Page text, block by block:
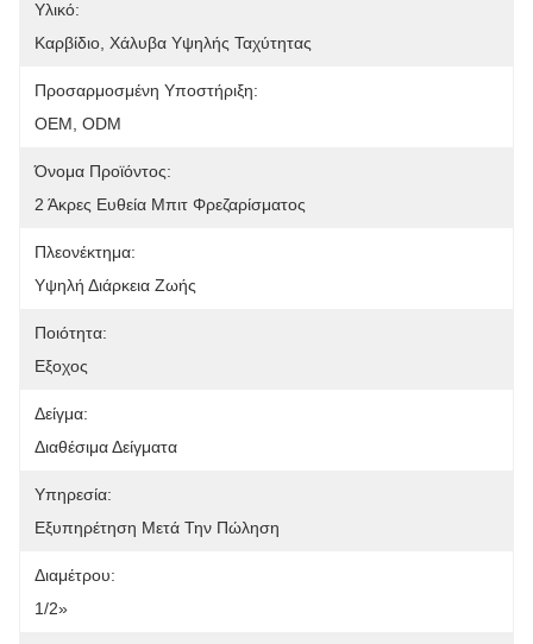
Υλικό:
Καρβίδιο, Χάλυβα Υψηλής Ταχύτητας
Προσαρμοσμένη Υποστήριξη:
OEM, ODM
Όνομα Προϊόντος:
2 Άκρες Ευθεία Μπιτ Φρεζαρίσματος
Πλεονέκτημα:
Υψηλή Διάρκεια Ζωής
Ποιότητα:
Εξοχος
Δείγμα:
Διαθέσιμα Δείγματα
Υπηρεσία:
Εξυπηρέτηση Μετά Την Πώληση
Διαμέτρου:
1/2»